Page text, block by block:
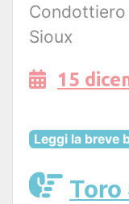
Sioux
15
Leggi la breve
Toro